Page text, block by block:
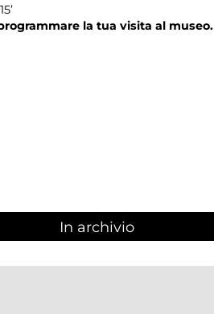
la tua visita al museo.
In archivio